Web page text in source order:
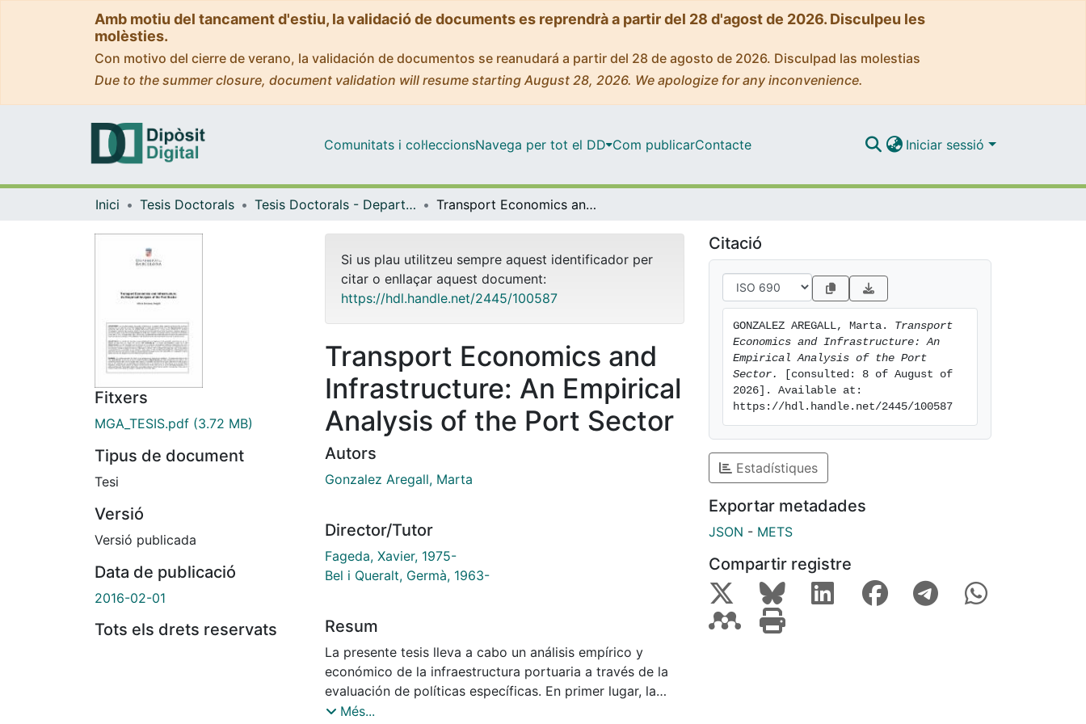
Amb motiu del tancament d'estiu, la validació de documents es reprendrà a partir del 28 d'agost de 2026. Disculpeu les
molèsties.
Con motivo del cierre de verano, la validación de documentos se reanudará a partir del 28 de agosto de 2026. Disculpad las molestias
Due to the summer closure, document validation will resume starting August 28, 2026. We apologize for any inconvenience.
Comunitats i col·leccionsNavega per tot el DD Com publicarContacte Iniciar sessió
Inici Tesis Doctorals Tesis Doctorals - Departament - Política Econòmica i Estructura Econòmica Mundial Transport Economics and Infrastructure: An Empirical Analysis of the Port Sector
Fitxers
MGA_TESIS.pdf (3.72 MB)
Tipus de document
Tesi
Versió
Versió publicada
Data de publicació
2016-02-01
Tots els drets reservats
Si us plau utilitzeu sempre aquest identificador per
citar o enllaçar aquest document:
https://hdl.handle.net/2445/100587
Transport Economics and
Infrastructure: An Empirical
Analysis of the Port Sector
Autors
Gonzalez Aregall, Marta
Director/Tutor
Fageda, Xavier, 1975-
Bel i Queralt, Germà, 1963-
Resum
La presente tesis lleva a cabo un análisis empírico y
económico de la infraestructura portuaria a través de la
evaluación de políticas específicas. En primer lugar, la
tesis se centra en cuantificar el impacto económico de la
Més...
Citació
GONZALEZ AREGALL, Marta. Transport
Economics and Infrastructure: An
Empirical Analysis of the Port
Sector.
[consulted: 8 of August of
2026]. Available at:
https://hdl.handle.net/2445/100587
Estadístiques
Exportar metadades
JSON - METS
Compartir registre